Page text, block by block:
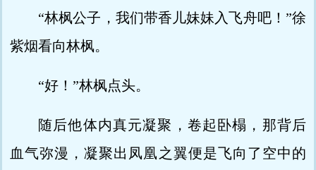
“林枫公子，我们带香儿妹妹入飞舟吧！”徐
紫烟看向林枫。
“好！”林枫点头。
随后他体内真元凝聚，卷起卧榻，那背后
血气弥漫，凝聚出凤凰之翼便是飞向了空中的